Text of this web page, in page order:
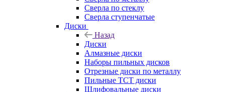
Сверла по стеклу
Сверла ступенчатые
Диски
Назад
Диски
Алмазные диски
Наборы пильных дисков
Отрезные диски по металлу
Пильные TCT диски
Шлифовальные диски